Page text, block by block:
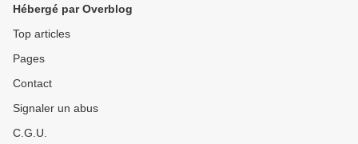
Hébergé par Overblog
Top articles
Pages
Contact
Signaler un abus
C.G.U.